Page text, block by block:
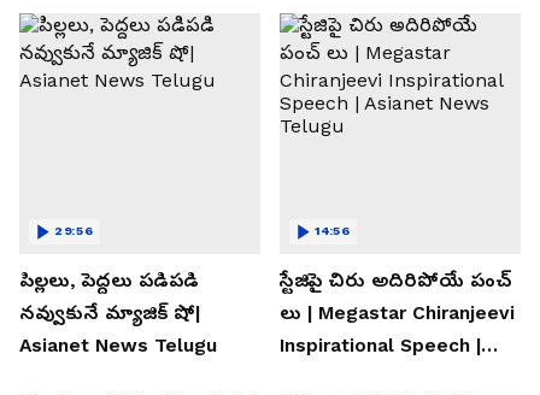
పిల్లలు, పెద్దలు పడిపడి
నవ్వుకునే మ్యాజిక్ షో|
Asianet News Telugu
29:56
స్టేజిపై చిరు అదిరిపోయే పంచ్
లు | Megastar Chiranjeevi
Inspirational Speech |
14:56